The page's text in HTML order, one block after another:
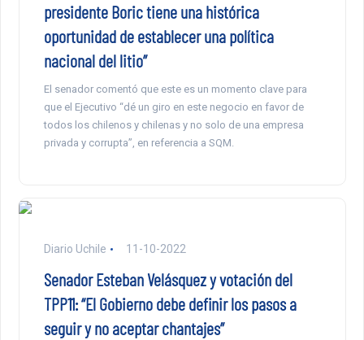
presidente Boric tiene una histórica
oportunidad de establecer una política
nacional del litio”
El senador comentó que este es un momento clave para
que el Ejecutivo “dé un giro en este negocio en favor de
todos los chilenos y chilenas y no solo de una empresa
privada y corrupta”, en referencia a SQM.
Diario Uchile 11-10-2022
Senador Esteban Velásquez y votación del
TPP11: “El Gobierno debe definir los pasos a
seguir y no aceptar chantajes”